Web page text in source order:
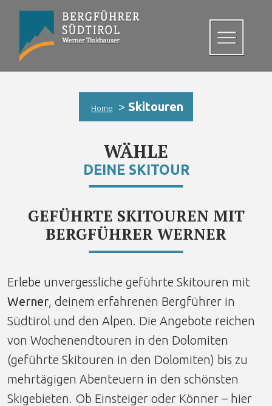
Home > Skitouren
WÄHLE
DEINE SKITOUR
GEFÜHRTE SKITOUREN MIT
BERGFÜHRER WERNER
Erlebe unvergessliche geführte Skitouren mit
Werner, deinem erfahrenen Bergführer in
Südtirol und den Alpen. Die Angebote reichen
von Wochenendtouren in den Dolomiten
(geführte Skitouren in den Dolomiten) bis zu
mehrtägigen Abenteuern in den schönsten
Skigebieten. Ob Einsteiger oder Könner – hier